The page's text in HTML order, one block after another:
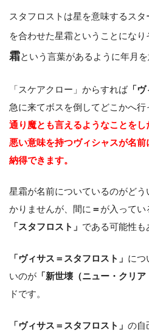
スタフロストは星を意味するス
を合わせた星霜ということになり
霜という言葉があるように年月を
「スケアクロー」からすれば「ヴ
急に来てボスを倒してどこかへ行
通り魔とも言えるようなことをし
悪い意味を持つヴィシャスが名
納得できます。
星霜が名前についているのがど
かりませんが、間に ＝ が入ってい
「スタフロスト」 である可能性も
「ヴィサス＝スタフロスト」 につ
いのが 「新世壊（ニュー・クリア
ドです。
「ヴィサス＝スタフロスト」 の自